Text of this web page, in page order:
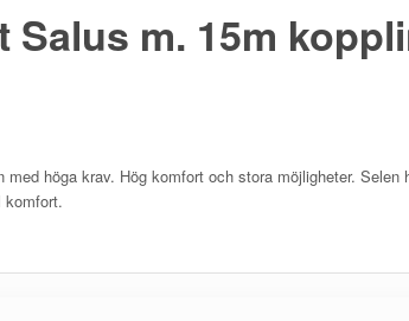
Salus m. 15m
med höga krav. Hög komfort och stora möjligheter. Selen
komfort.